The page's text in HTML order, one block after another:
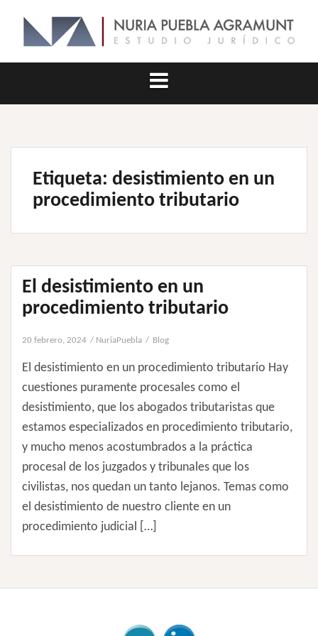
contenido
Etiqueta: desistimiento en un
procedimiento tributario
El desistimiento en un
procedimiento tributario
20 febrero, 2024 NuriaPuebla Blog
El desistimiento en un procedimiento tributario Hay
cuestiones puramente procesales como el
desistimiento, que los abogados tributaristas que
estamos especializados en procedimiento tributario,
y mucho menos acostumbrados a la práctica
procesal de los juzgados y tribunales que los
civilistas, nos quedan un tanto lejanos. Temas como
el desistimiento de nuestro cliente en un
procedimiento judicial […]